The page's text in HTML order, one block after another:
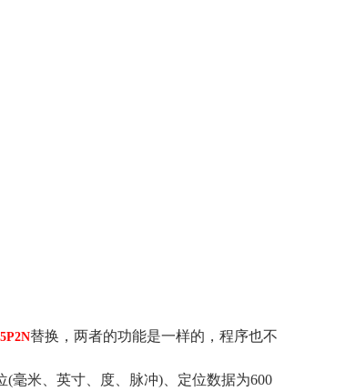
替换，两者的功能是一样的，程序也不
毫米、英寸、度、脉冲)、定位数据为600